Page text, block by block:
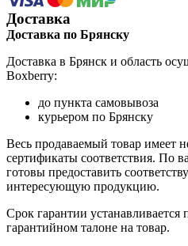
Доставка
Доставка по Брянску
Доставка в Брянск и область
Boxberry:
до пункта самовывоза
курьером по Брянску
Весь продаваемый товар имеет
сертификаты соответствия. По
готовы предоставить
интересующую продукцию.
Срок гарантии устанавливается
гарантийном талоне на товар.